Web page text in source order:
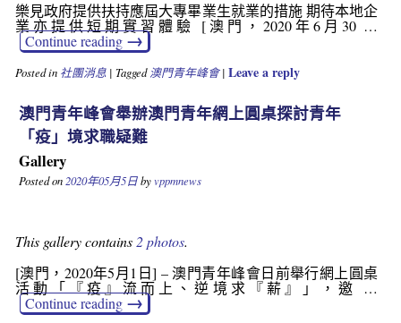
樂見政府提供扶持應屆大專畢業生就業的措施 期待本地企
業亦提供短期實習體驗 [澳門，2020年6月30 …
Continue reading→
Posted in 社團消息| Tagged 澳門青年峰會| Leave a reply
澳門青年峰會舉辦澳門青年網上圓桌探討青年
「疫」境求職疑難
Gallery
Posted on 2020年05月5日byvppmnews
This gallery contains 2 photos.
[澳門，2020年5月1日] – 澳門青年峰會日前舉行網上圓桌
活動「『疫』流而上、逆境求『薪』」，邀 …
Continue reading→